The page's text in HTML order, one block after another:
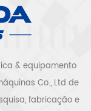
& equipamento
Co., Ltd de
fabricação e